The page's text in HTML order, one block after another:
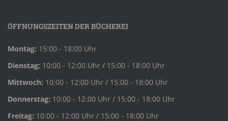
ÖFFNUNGSZEITEN DER BÜCHEREI
Montag: 15:00 - 18:00 Uhr
Dienstag: 10:00 - 12:00 Uhr / 15:00 - 18:00 Uhr
Mittwoch: 10:00 - 12:00 Uhr / 15:00 - 18:00 Uhr
Donnerstag: 10:00 - 12:00 Uhr / 15:00 - 18:00 Uhr
Freitag: 10:00 - 12:00 Uhr / 15:00 - 18:00 Uhr